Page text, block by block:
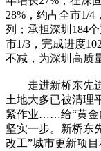
28%，约占全市1/
列；承担深圳184
市1/3，完成进度
不减，为深圳高质
走进新桥东先进
土地大多已被清理
紧作业……给“黄金
坚实一步。新桥东
改工”城市更新项